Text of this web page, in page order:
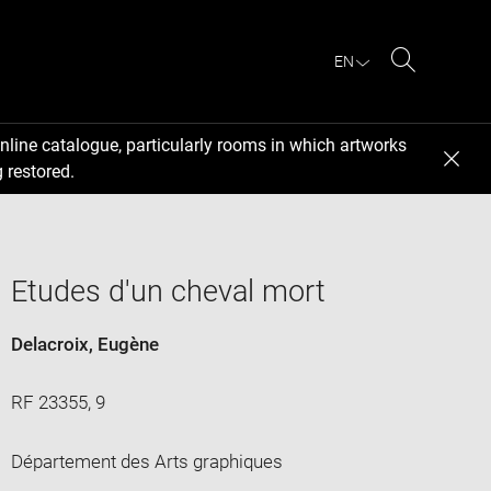
EN
catalogue, particularly rooms in which artworks
restored.
Etudes d'un cheval mort
Delacroix, Eugène
RF 23355, 9
Département des Arts graphiques